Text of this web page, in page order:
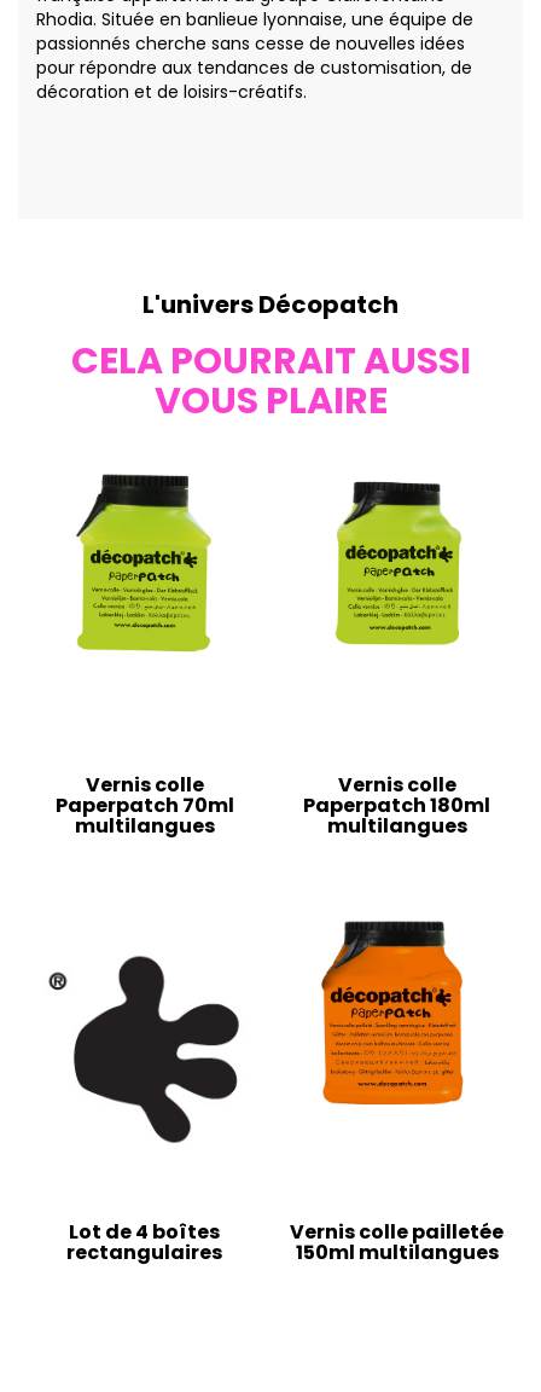
Rhodia. Située en banlieue lyonnaise, une équipe de
passionnés cherche sans cesse de nouvelles idées
pour répondre aux tendances de customisation, de
décoration et de loisirs-créatifs.
L'univers Décopatch
CELA POURRAIT AUSSI
VOUS PLAIRE
Vernis colle
Paperpatch 70ml
multilangues
Vernis colle
Paperpatch 180ml
multilangues
Lot de 4 boîtes
rectangulaires
Vernis colle pailletée
150ml multilangues